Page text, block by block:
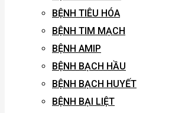
BỆNH TIÊU HÓA
BỆNH TIM MẠCH
BỆNH AMIP
BỆNH BẠCH HẦU
BỆNH BẠCH HUYẾT
BỆNH BẠI LIỆT